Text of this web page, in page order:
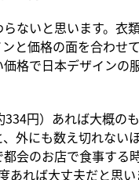
ないと思います。衣
と価格の面を合わせ
格で日本デザインの
円）あれば大概の
外にも数え切れない
会のお店で食事する
あれば大丈夫だと思